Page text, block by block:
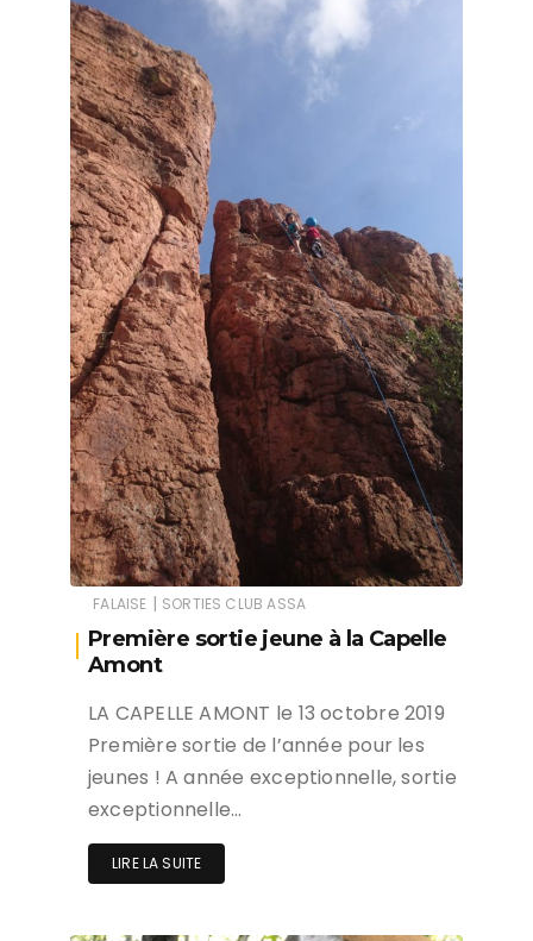
FALAISE | SORTIES CLUB ASSA
Première sortie jeune à la Capelle
Amont
LA CAPELLE AMONT le 13 octobre 2019
Première sortie de l’année pour les
jeunes ! A année exceptionnelle, sortie
exceptionnelle…
LIRE LA SUITE